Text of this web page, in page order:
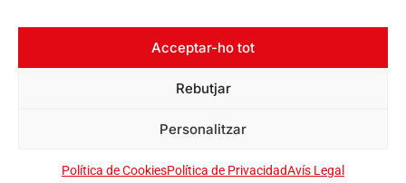
Acceptar-ho tot
Rebutjar
Personalitzar
Política de CookiesPolítica de PrivacidadAvís Legal